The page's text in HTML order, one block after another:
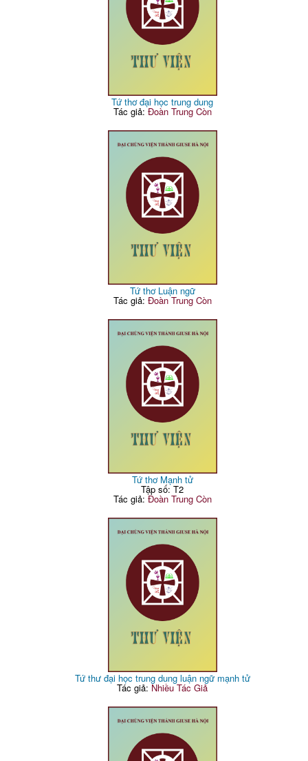
Tứ thơ đại học trung dung
Tác giả:Đoàn Trung Còn
Tứ thơ Luận ngữ
Tác giả: Đoàn Trung Còn
Tứ thơ Mạnh tử
Tập số: T2
Tác giả: Đoàn Trung Còn
Tứ thư đại học trung dung luận ngữ mạnh tử
Tác giả:Nhiều Tác Giả